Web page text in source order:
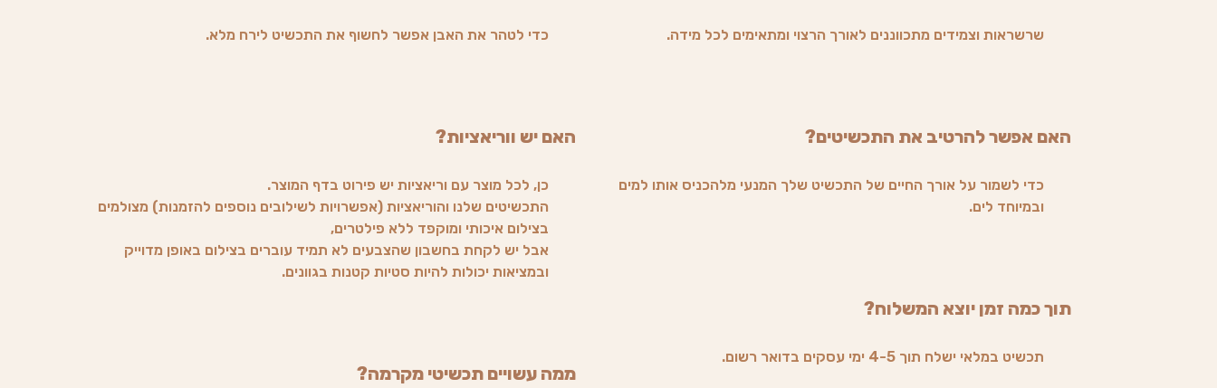
שרשראות וצמידים מתכווננים לאורך הרצוי ומתאימים לכל מידה.
האם אפשר להרטיב את התכשיטים?
כדי לשמור על אורך החיים של התכשיט שלך המנעי מלהכניס אותו למים
ובמיוחד לים.
תוך כמה זמן יוצא המשלוח?
תכשיט במלאי ישלח תוך 4-5 ימי עסקים בדואר רשום.
כדי לטהר את האבן אפשר לחשוף את התכשיט לירח מלא.
האם יש ווריאציות?
כן, לכל מוצר עם וריאציות יש פירוט בדף המוצר.
התכשיטים שלנו והוריאציות (אפשרויות לשילובים נוספים להזמנות) מצולמים
בצילום איכותי ומוקפד ללא פילטרים,
אבל יש לקחת בחשבון שהצבעים לא תמיד עוברים בצילום באופן מדוייק
ובמציאות יכולות להיות סטיות קטנות בגוונים.
ממה עשויים תכשיטי מקרמה?